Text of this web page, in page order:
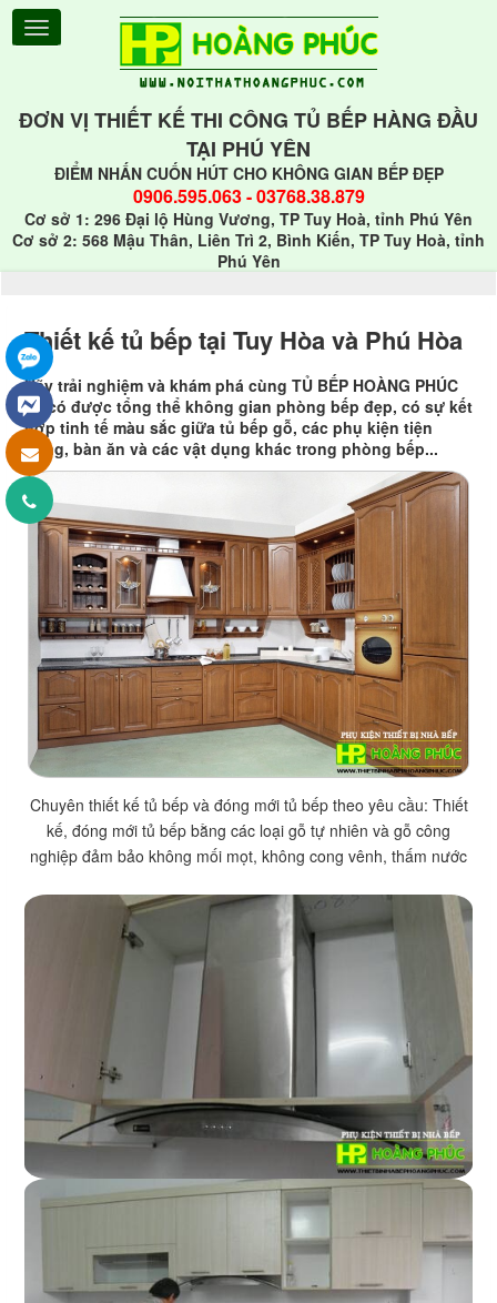
ĐƠN VỊ THIẾT KẾ THI CÔNG TỦ BẾP HÀNG ĐẦU
TẠI PHÚ YÊN
ĐIỂM NHẤN CUỐN HÚT CHO KHÔNG GIAN BẾP ĐẸP
0906.595.063-03768.38.879
Cơ sở 1: 296 Đại lộ Hùng Vương, TP Tuy Hoà, tỉnh Phú Yên
Cơ sở 2: 568 Mậu Thân, Liên Trì 2, Bình Kiến, TP Tuy Hoà, tỉnh
Phú Yên
Thiết kế tủ bếp tại Tuy Hòa và Phú Hòa
Hãy trải nghiệm và khám phá cùng TỦ BẾP HOÀNG PHÚC
để có được tổng thể không gian phòng bếp đẹp, có sự kết
hợp tinh tế màu sắc giữa tủ bếp gỗ, các phụ kiện tiện
dụng, bàn ăn và các vật dụng khác trong phòng bếp...
Chuyên thiết kế tủ bếp và đóng mới tủ bếp theo yêu cầu: Thiết
kế, đóng mới tủ bếp bằng các loại gỗ tự nhiên và gỗ công
nghiệp đảm bảo không mối mọt, không cong vênh, thấm nước